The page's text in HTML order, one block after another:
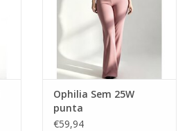
Ophilia Sem 25W
punta
€59,94